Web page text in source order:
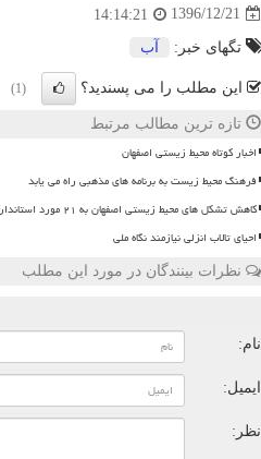
1396/12/21
14:14:21
تگهای خبر: آب
این مطلب را می پسندید؟ (1)
تازه ترین مطالب مرتبط
اخبار کوتاه محیط زیستی اصفهان
فرهنگ محیط زیست به برنامه های مذهبی راه می یابد
کاهش تشکل های محیط زیستی اصفهان به ۲۱ مورد استانداری قول حمایت داد
احیای تالاب انزلی نیازمند نگاه ملی
نظرات بینندگان در مورد این مطلب
نام:
ایمیل:
نظر: